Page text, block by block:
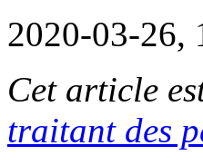
2020-03-26,
Cet article
traitant des